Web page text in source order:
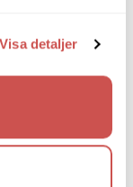
Visa detaljer